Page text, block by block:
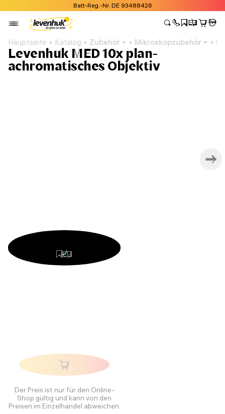
Batt-Reg.-Nr. DE 93488426
Hauptseite Katalog Zubehör Mikroskopzubehör
Levenhuk MED 10x plan-
achromatisches Objektiv
Der Preis ist nur für den Online-
Shop gültig und kann von den
Preisen im Einzelhandel abweichen.